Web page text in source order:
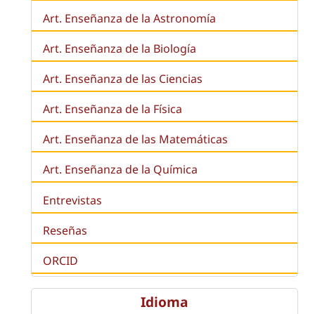
Art. Enseñanza de la Astronomía
Art. Enseñanza de la Biología
Art. Enseñanza de las Ciencias
Art. Enseñanza de la Física
Art. Enseñanza de las Matemáticas
Art. Enseñanza de la Química
Entrevistas
Reseñas
ORCID
Idioma